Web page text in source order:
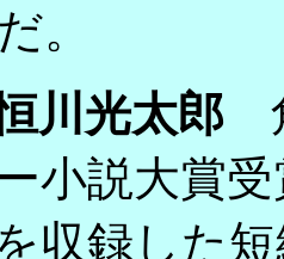
。
川光太郎
小説大賞受
収録した